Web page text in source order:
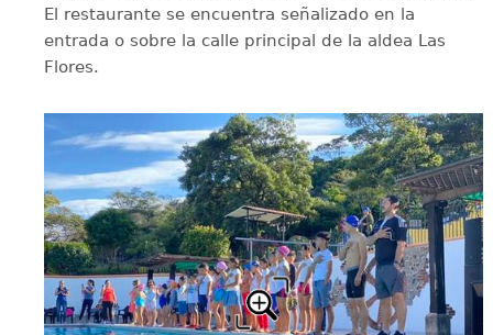
El restaurante se encuentra señalizado en la
entrada o sobre la calle principal de la aldea Las
Flores.